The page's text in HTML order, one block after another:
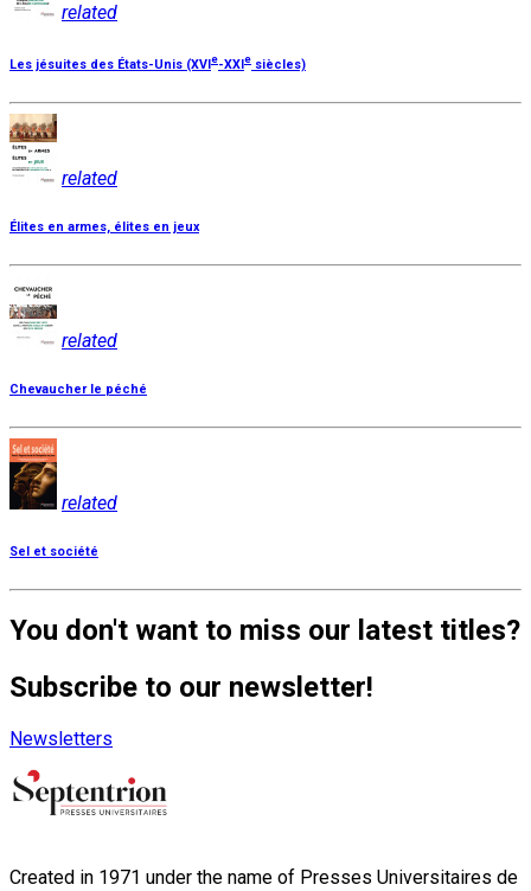
related
Les jésuites des États-Unis (XVIe-XXIe siècles)
related
Élites en armes, élites en jeux
related
Chevaucher le péché
related
Sel et société
You don't want to miss our latest titles?
Subscribe to our newsletter!
Newsletters
Created in 1971 under the name of Presses Universitaires de